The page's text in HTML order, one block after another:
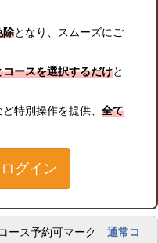
除となり、スムーズにご
コースを選択するだけと
特別操作を提供、 全て
ログイン
通常コ